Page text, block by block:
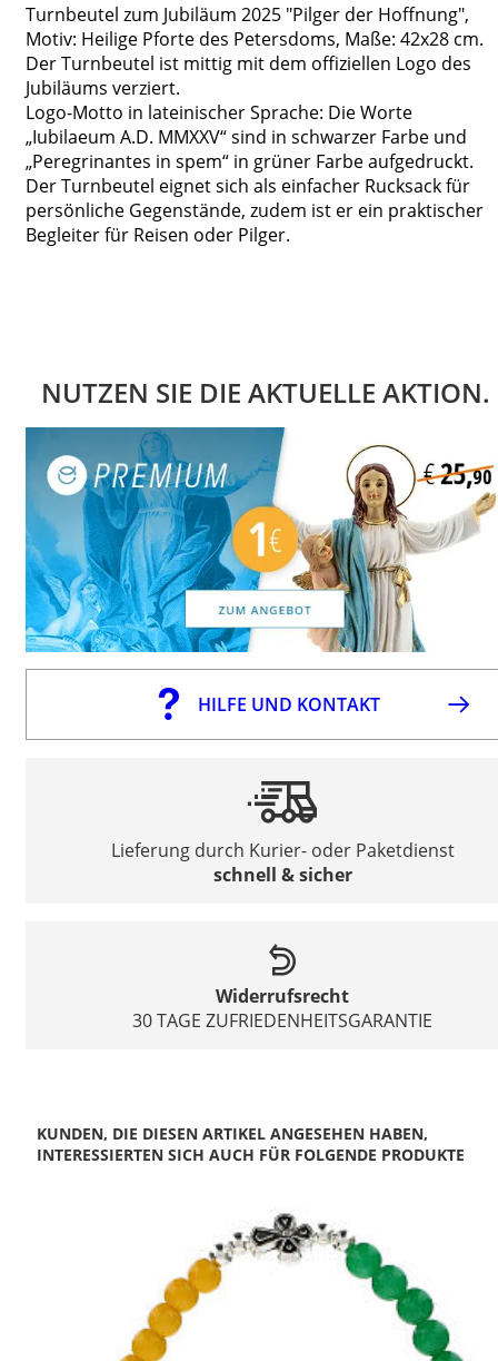
Turnbeutel zum Jubiläum 2025 "Pilger der Hoffnung",
Motiv: Heilige Pforte des Petersdoms, Maße: 42x28 cm.
Der Turnbeutel ist mittig mit dem offiziellen Logo des
Jubiläums verziert.
Logo-Motto in lateinischer Sprache: Die Worte
„Iubilaeum A.D. MMXXV“ sind in schwarzer Farbe und
„Peregrinantes in spem“ in grüner Farbe aufgedruckt.
Der Turnbeutel eignet sich als einfacher Rucksack für
persönliche Gegenstände, zudem ist er ein praktischer
Begleiter für Reisen oder Pilger.
NUTZEN SIE DIE AKTUELLE AKTION.
HILFE UND KONTAKT
Lieferung durch Kurier- oder Paketdienst
schnell & sicher
Widerrufsrecht
30 TAGE ZUFRIEDENHEITSGARANTIE
KUNDEN, DIE DIESEN ARTIKEL ANGESEHEN HABEN,
INTERESSIERTEN SICH AUCH FÜR FOLGENDE PRODUKTE